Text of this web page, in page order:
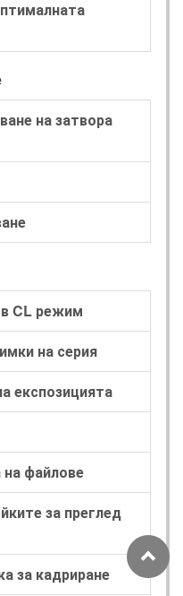
на затвора
CL режим
на серия
експозицията
файлове
за преглед
за кадриране